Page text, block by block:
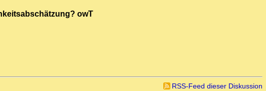
owT
RSS-Feed dieser Diskussion